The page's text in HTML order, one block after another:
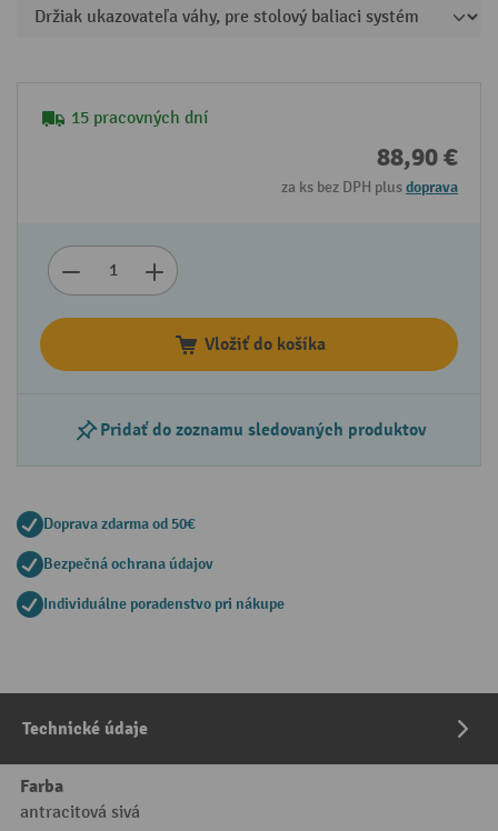
15 pracovných dní
88,90 €
za ks bez DPH plusdoprava
Vložiť do košíka
Pridať do zoznamu sledovaných produktov
Doprava zdarma od 50€
Bezpečná ochrana údajov
Individuálne poradenstvo pri nákupe
Technické údaje
Farba
antracitová sivá